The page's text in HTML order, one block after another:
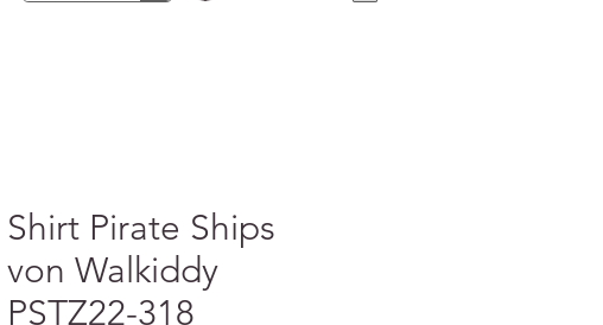
Shirt Pirate Ships
von Walkiddy
PSTZ22-318